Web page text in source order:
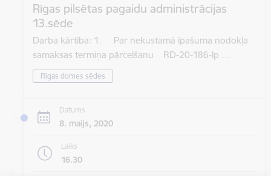
Rīgas pilsētas pagaidu administrācijas
13.sēde
Darba kārtība: 1. Par nekustamā īpašuma nodokļa
samaksas termiņa pārcelšanu RD-20-186-lp …
Rīgas domes sēdes
Datums
8. maijs, 2020
Laiks
16.30